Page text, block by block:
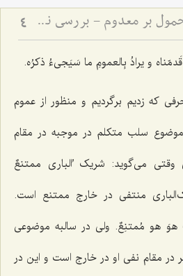
تحلیل منطقی حمل محمول بر معدوم - بررسی نسبت میان وجود ذهنی و صدق قضایای حملیه 4
قَدمّناه و یرادُ بِالعمومِ ما سَیَجی‌ءُ ذکرُه.
که زدیم برگردیم و منظور از عموم
سلب متکلم در موجبه در مقام
می‌گوید: شریک ُ‌الباری ممتنعٌ
منتفی در خارج ممتنع است.
هو مُمتنِعٌ. ولی در سالبه موضوعی
در مقام نفی او در خارج است و این در